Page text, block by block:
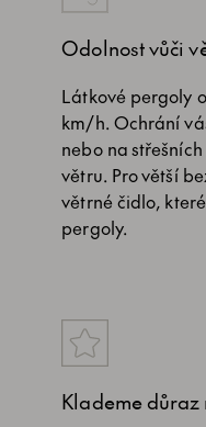
Odolnost vůči
Látkové pergoly
km/h. Ochrání
nebo na
větru. Pro větší
větrné čidlo,
pergoly.
Klademe